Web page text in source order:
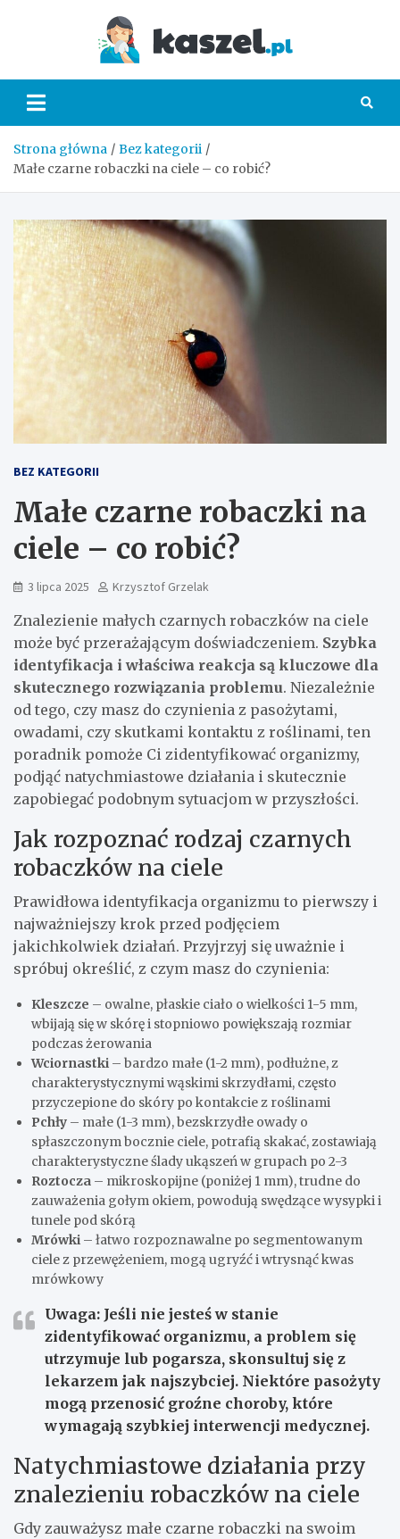
Strona główna
Bez kategorii
Małe czarne robaczki na ciele – co robić?
BEZ KATEGORII
Małe czarne robaczki na
ciele – co robić?
3 lipca 2025 Krzysztof Grzelak
Znalezienie małych czarnych robaczków na ciele
może być przerażającym doświadczeniem. Szybka
identyfikacja i właściwa reakcja są kluczowe dla
skutecznego rozwiązania problemu. Niezależnie
od tego, czy masz do czynienia z pasożytami,
owadami, czy skutkami kontaktu z roślinami, ten
poradnik pomoże Ci zidentyfikować organizmy,
podjąć natychmiastowe działania i skutecznie
zapobiegać podobnym sytuacjom w przyszłości.
Jak rozpoznać rodzaj czarnych
robaczków na ciele
Prawidłowa identyfikacja organizmu to pierwszy i
najważniejszy krok przed podjęciem
jakichkolwiek działań. Przyjrzyj się uważnie i
spróbuj określić, z czym masz do czynienia:
Kleszcze – owalne, płaskie ciało o wielkości 1-5 mm,
wbijają się w skórę i stopniowo powiększają rozmiar
podczas żerowania
Wciornastki – bardzo małe (1-2 mm), podłużne, z
charakterystycznymi wąskimi skrzydłami, często
przyczepione do skóry po kontakcie z roślinami
Pchły – małe (1-3 mm), bezskrzydłe owady o
spłaszczonym bocznie ciele, potrafią skakać, zostawiają
charakterystyczne ślady ukąszeń w grupach po 2-3
Roztocza – mikroskopijne (poniżej 1 mm), trudne do
zauważenia gołym okiem, powodują swędzące wysypki i
tunele pod skórą
Mrówki – łatwo rozpoznawalne po segmentowanym
ciele z przewężeniem, mogą ugryźć i wtrysnąć kwas
mrówkowy
Uwaga: Jeśli nie jesteś w stanie
zidentyfikować organizmu, a problem się
utrzymuje lub pogarsza, skonsultuj się z
lekarzem jak najszybciej. Niektóre pasożyty
mogą przenosić groźne choroby, które
wymagają szybkiej interwencji medycznej.
Natychmiastowe działania przy
znalezieniu robaczków na ciele
Gdy zauważysz małe czarne robaczki na swoim